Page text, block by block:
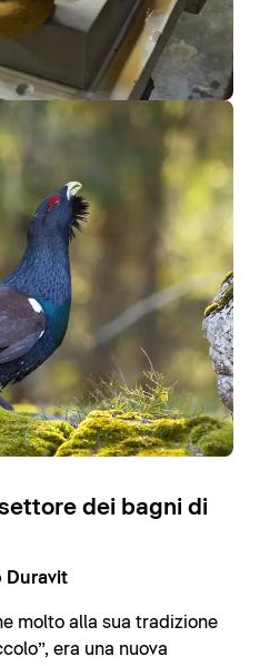
dei bagni di
Duravit
molto alla sua tradizione
era una nuova